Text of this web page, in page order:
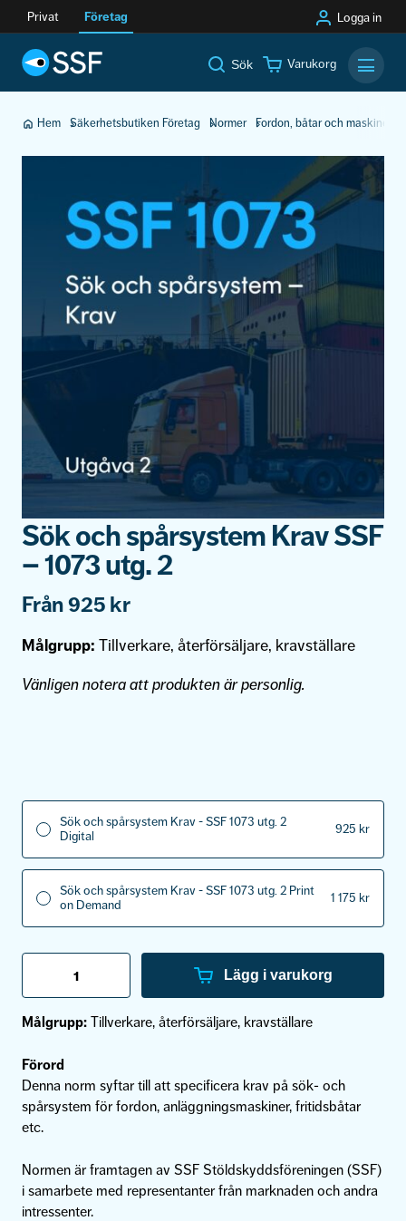
Privat Företag Logga in
Sök Varukorg
Hem Säkerhetsbutiken Företag Normer Fordon, båtar och maskiner
Sök och spårsystem Krav SSF
– 1073 utg. 2
Från925 kr
Målgrupp: Tillverkare, återförsäljare, kravställare
Vänligen notera att produkten är personlig.
Sök och spårsystem Krav - SSF 1073 utg. 2
Digital
925 kr
Sök och spårsystem Krav - SSF 1073 utg. 2 Print
on Demand
1 175 kr
Sök
Krav
SSF
-
utg.
2
mängd
Lägg i varukorg
Målgrupp: Tillverkare, återförsäljare, kravställare
Förord
Denna norm syftar till att specificera krav på sök- och
spårsystem för fordon, anläggningsmaskiner, fritidsbåtar
etc.
Normen är framtagen av SSF Stöldskyddsföreningen (SSF)
i samarbete med representanter från marknaden och andra
intressenter.